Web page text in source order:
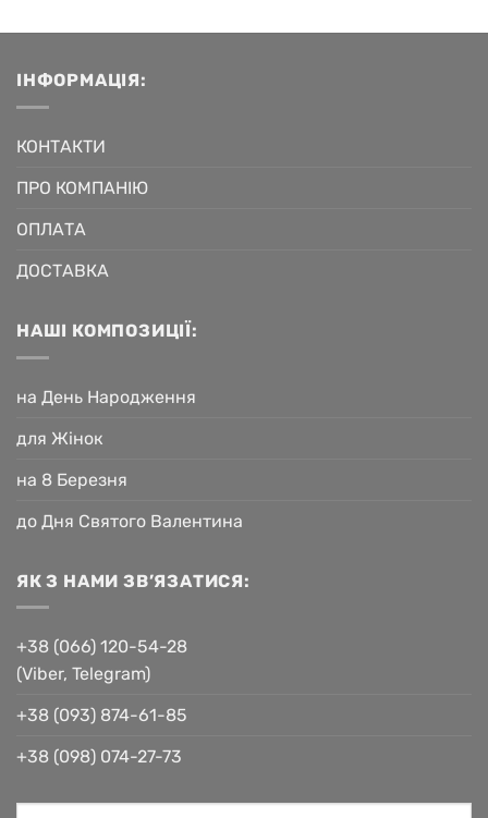
ІНФОРМАЦІЯ:
КОНТАКТИ
ПРО КОМПАНІЮ
ОПЛАТА
ДОСТАВКА
НАШІ КОМПОЗИЦІЇ:
на День Народження
для Жінок
на 8 Березня
до Дня Святого Валентина
ЯК З НАМИ ЗВ’ЯЗАТИСЯ:
+38 (066) 120-54-28
(Viber, Telegram)
+38 (093) 874-61-85
+38 (098) 074-27-73